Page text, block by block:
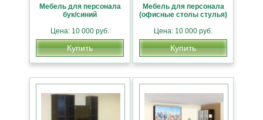
Мебель для персонала
бук/синий
Цена: 10 000 руб.
Купить
Мебель для персонала
(офисные столы стулья)
Цена: 10 000 руб.
Купить